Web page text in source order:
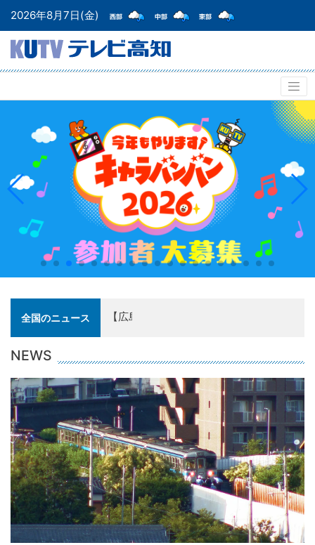
2026年8月7日(金)
全国のニュース
【広島原爆81年】戦火絶えぬ世界で…「
NEWS